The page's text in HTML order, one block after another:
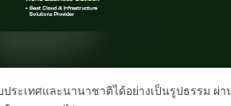
ระเทศและนานาชาติได้อย่างเป็นรูปธรรม ผ่